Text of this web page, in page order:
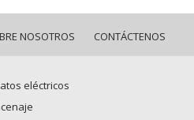
eléctricos
NOSOTROS CONTÁCTENOS